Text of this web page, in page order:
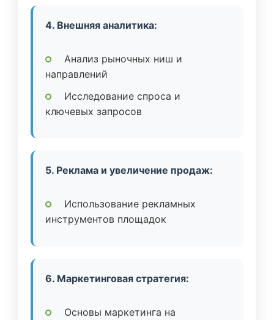
4. Внешняя аналитика:
Анализ рыночных ниш и
направлений
Исследование спроса и
ключевых запросов
5. Реклама и увеличение продаж:
Использование рекламных
инструментов площадок
6. Маркетинговая стратегия:
Основы маркетинга на